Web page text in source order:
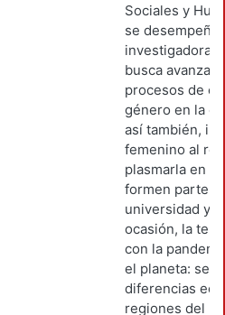
Sociales y
se
investigadoras
busca avanzar
procesos de
género en la
así también,
femenino al
plasmarla en
formen parte
universidad y
ocasión, la
con la
el planeta: se
diferencias
regiones del